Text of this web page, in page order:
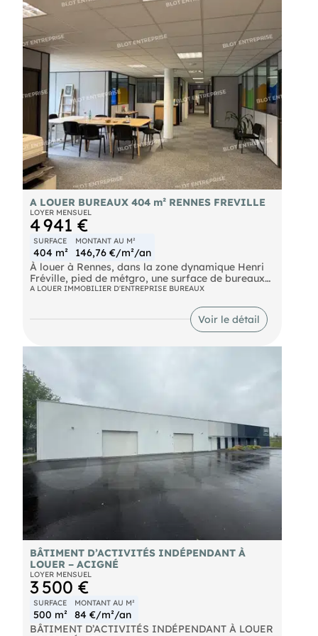
forts : terrasse pour vos collaborateurs I 3
stationnements en sous-sol (loyer en sus) I
climatisation I interphone, visiophone I proximité
services & commerces. Les informations sur les
risques naturels, miniers, ou technologiques,
auxquels ces biens sont exposés, sont disponibles
sur le site
A LOUER BUREAUX 404 m² RENNES FREVILLE
LOYER MENSUEL
4 941 €
SURFACE
404 m²
MONTANT AU M²
146,76 €/m²/an
À louer à Rennes, dans la zone dynamique Henri
Fréville, pied de métgro, une surface de bureaux
de 404 m² environ
- Trois salles de réunions/open-spaces
- Une cuisine
- proximité métro ligne A
- Accès à la Gare TGV de Rennes en 3 arrêts
- Accès 4 voies sud très rapide. Points forts : 12
emplacements de stationnement dont 6 en sous-
sol | locaux fibrés avec baie de brassage |
chauffage collectif sur réseau de chaleur urbaine |
Les informations sur les risques naturels, miniers,
ou technologiques, auxquels ces biens sont
exposés, sont disponibles sur le site
A LOUER IMMOBILIER D'ENTREPRISE BUREAUX
Voir le détail
BÂTIMENT D’ACTIVITÉS INDÉPENDANT À
LOUER – ACIGNÉ
LOYER MENSUEL
3 500 €
SURFACE
500 m²
MONTANT AU M²
84 €/m²/an
BÂTIMENT D’ACTIVITÉS INDÉPENDANT À LOUER